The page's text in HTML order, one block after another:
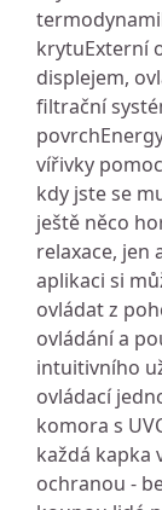
krytuExterní
displejem,
filtrační
vířivky
kdy jste se
ještě něco
relaxace, jen
aplikaci si
ovládat z
ovládání a
intuitivního
ovládací
komora s
každá kapka
ochranou -